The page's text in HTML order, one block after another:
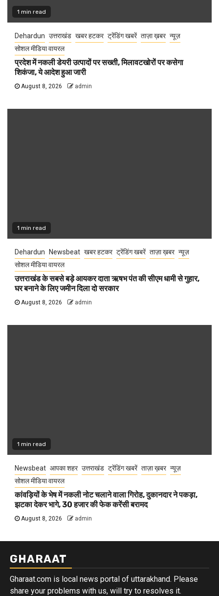
1 min read
Dehardun उत्तराखंड खबर हटकर ट्रेंडिंग खबरें ताज़ा ख़बर न्यूज़
सोशल मीडिया वायरल
प्रदेश में नकली डेयरी उत्पादों पर सख्ती, मिलावटखोरों पर कसेगा
शिकंजा, ये आदेश हुआ जारी
August 8, 2026 admin
1 min read
Dehardun Newsbeat खबर हटकर ट्रेंडिंग खबरें ताज़ा ख़बर न्यूज़
सोशल मीडिया वायरल
उत्तराखंड के सबसे बड़े आयकर दाता ऋषभ पंत की सीएम धामी से गुहार,
घर बनाने के लिए जमीन दिला दो सरकार
August 8, 2026 admin
1 min read
Newsbeat आपका शहर उत्तराखंड ट्रेंडिंग खबरें ताज़ा ख़बर न्यूज़
सोशल मीडिया वायरल
कांवड़ियों के भेष में नकली नोट चलाने वाला गिरोह, दुकानदार ने पकड़ा,
झटका देकर भागे, 30 हजार की फेक करेंसी बरामद
August 8, 2026 admin
GHARAAT
Gharaat.com is local news portal of uttarakhand. Please
share your problems with us, will try to resolves it.